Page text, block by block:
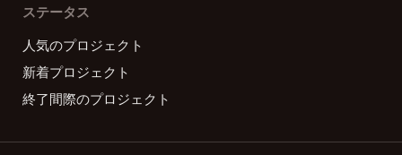
ステータス
人気のプロジェクト
新着プロジェクト
終了間際のプロジェクト